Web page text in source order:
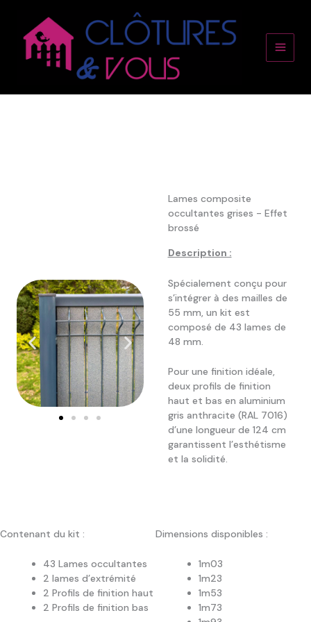
contenu
Menu
Lames composite
occultantes grises - Effet
brossé
Description :
Spécialement conçu pour
s’intégrer à des mailles de
55 mm, un kit est
composé de 43 lames de
48 mm.
Pour une finition idéale,
deux profils de finition
haut et bas en aluminium
gris anthracite (RAL 7016)
d’une longueur de 124 cm
garantissent l’esthétisme
et la solidité.
Contenant du kit :
43 Lames occultantes
2 lames d’extrémité
2 Profils de finition haut
2 Profils de finition bas
Dimensions disponibles :
1m03
1m23
1m53
1m73